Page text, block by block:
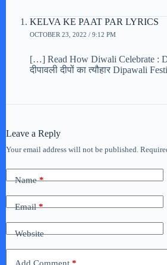
KELVA KE PAAT PAR LYRICS
OCTOBER 23, 2022 / 9:12 PM
[…] Read How Diwali Celebrate :
दीपावली दीपों का त्यौहार Dipawali
Leave a Reply
Your email address will not be published.
Name*
Email*
Website